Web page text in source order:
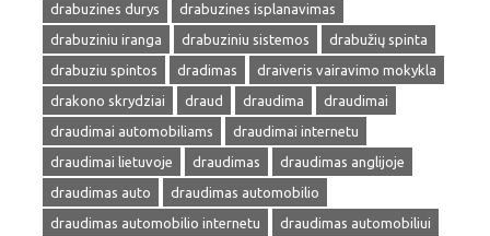
drabuzines durys
drabuzines isplanavimas
drabuziniu iranga
drabuziniu sistemos
drabužių spinta
drabuziu spintos
dradimas
draiveris vairavimo mokykla
drakono skrydziai
draud draudima
draudimai
draudimai automobiliams
draudimai internetu
draudimai lietuvoje
draudimas
draudimas anglijoje
draudimas auto
draudimas automobilio
draudimas automobilio internetu
draudimas automobiliui